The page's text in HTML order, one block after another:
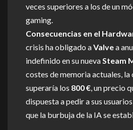
veces superiores a los de un
gaming.
Consecuencias en el
crisis ha obligado aValvea
indefinido en su nuevaSteam
costes de memoria actuales, la
superaría los 800 €, un precio
dispuesta a pedir a sus
que la burbuja de la IA se